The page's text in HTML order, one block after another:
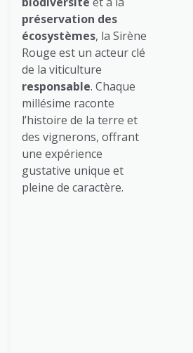
préservation des
écosystèmes, la Sirène
Rouge est un acteur clé
de la viticulture
responsable. Chaque
millésime raconte
l’histoire de la terre et
des vignerons, offrant
une expérience
gustative unique et
pleine de caractère.